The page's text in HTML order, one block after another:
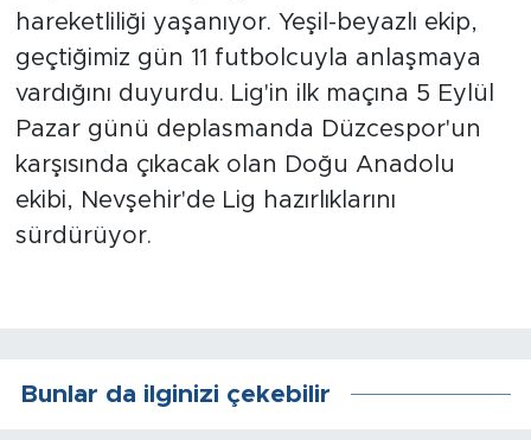
hareketliliği yaşanıyor. Yeşil-beyazlı ekip,
geçtiğimiz gün 11 futbolcuyla anlaşmaya
vardığını duyurdu. Lig'in ilk maçına 5 Eylül
Pazar günü deplasmanda Düzcespor'un
karşısında çıkacak olan Doğu Anadolu
ekibi, Nevşehir'de Lig hazırlıklarını
sürdürüyor.
Bunlar da ilginizi çekebilir
Akçadağ
Doğanyol
Arapgir
Arguvan
Doğanşehir